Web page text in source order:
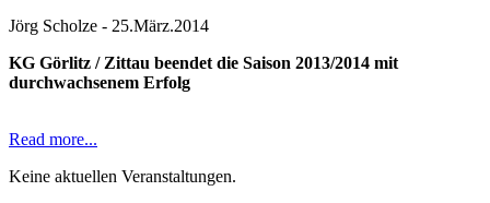
Jörg Scholze - 25.März.2014
KG Görlitz / Zittau beendet die Saison 2013/2014 mit
durchwachsenem Erfolg
Read more...
Keine aktuellen Veranstaltungen.